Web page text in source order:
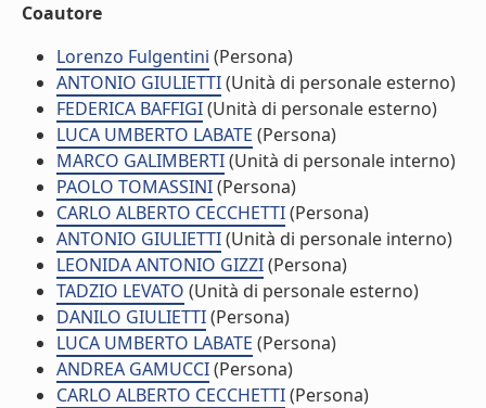
Coautore
Lorenzo Fulgentini (Persona)
ANTONIO GIULIETTI(Unità di personale esterno)
FEDERICA BAFFIGI(Unità di personale esterno)
LUCA UMBERTO LABATE (Persona)
MARCO GALIMBERTI(Unità di personale interno)
PAOLO TOMASSINI(Persona)
CARLO ALBERTO CECCHETTI(Persona)
ANTONIO GIULIETTI(Unità di personale interno)
LEONIDA ANTONIO GIZZI(Persona)
TADZIO LEVATO (Unità di personale esterno)
DANILO GIULIETTI(Persona)
LUCA UMBERTO LABATE (Persona)
ANDREA GAMUCCI(Persona)
CARLO ALBERTO CECCHETTI(Persona)